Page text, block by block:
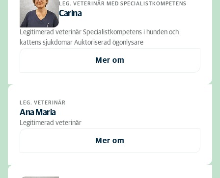
LEG. VETERINÄR MED SPECIALISTKOMPETENS
Carina
Legitimerad veterinär Specialistkompetens i hunden och
kattens sjukdomar Auktoriserad ögonlysare
Mer om
LEG. VETERINÄR
Ana Maria
Legitimerad veterinär
Mer om